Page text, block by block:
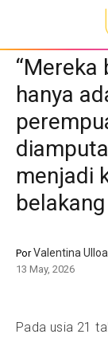
“Mereka
hanya
menjadi
belakang
PorValentina Ulloa
13 May, 2026
Pada usia 21